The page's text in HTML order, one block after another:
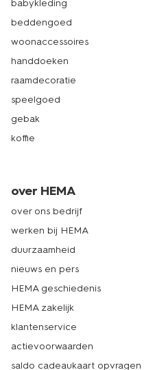
babykleding
beddengoed
woonaccessoires
handdoeken
raamdecoratie
speelgoed
gebak
koffie
over HEMA
over ons bedrijf
werken bij HEMA
duurzaamheid
nieuws en pers
HEMA geschiedenis
HEMA zakelijk
klantenservice
actievoorwaarden
saldo cadeaukaart opvragen